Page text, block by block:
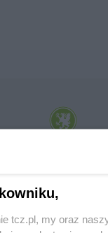
Sp. z o.o. Internetowy
tcz.pl, my oraz